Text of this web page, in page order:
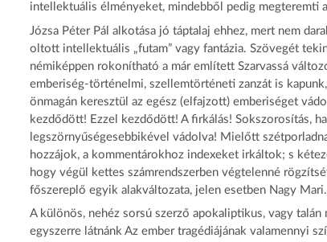
intellektuális élményeket, mindebből pedig megteremti
Józsa Péter Pál alkotása jó táptalaj ehhez, mert nem
oltott intellektuális „futam” vagy fantázia. Szövegét
némiképpen rokonítható a már említett Szarvassá
emberiség-történelmi, szellemtörténeti zanzát is
önmagán keresztül az egész (elfajzott) emberiséget
kezdődött! Ezzel kezdődött! A firkálás! Sokszorosítás,
legszörnyűségesebbikével vádolva! Mielőtt
hozzájok, a kommentárokhoz indexeket irkáltok; s
hogy végül kettes számrendszerben végtelenné
főszereplő egyik alakváltozata, jelen esetben Nagy Mari.
A különös, nehéz sorsú szerző apokaliptikus, vagy
egyszerre látnánk Az ember tragédiájának valamennyi